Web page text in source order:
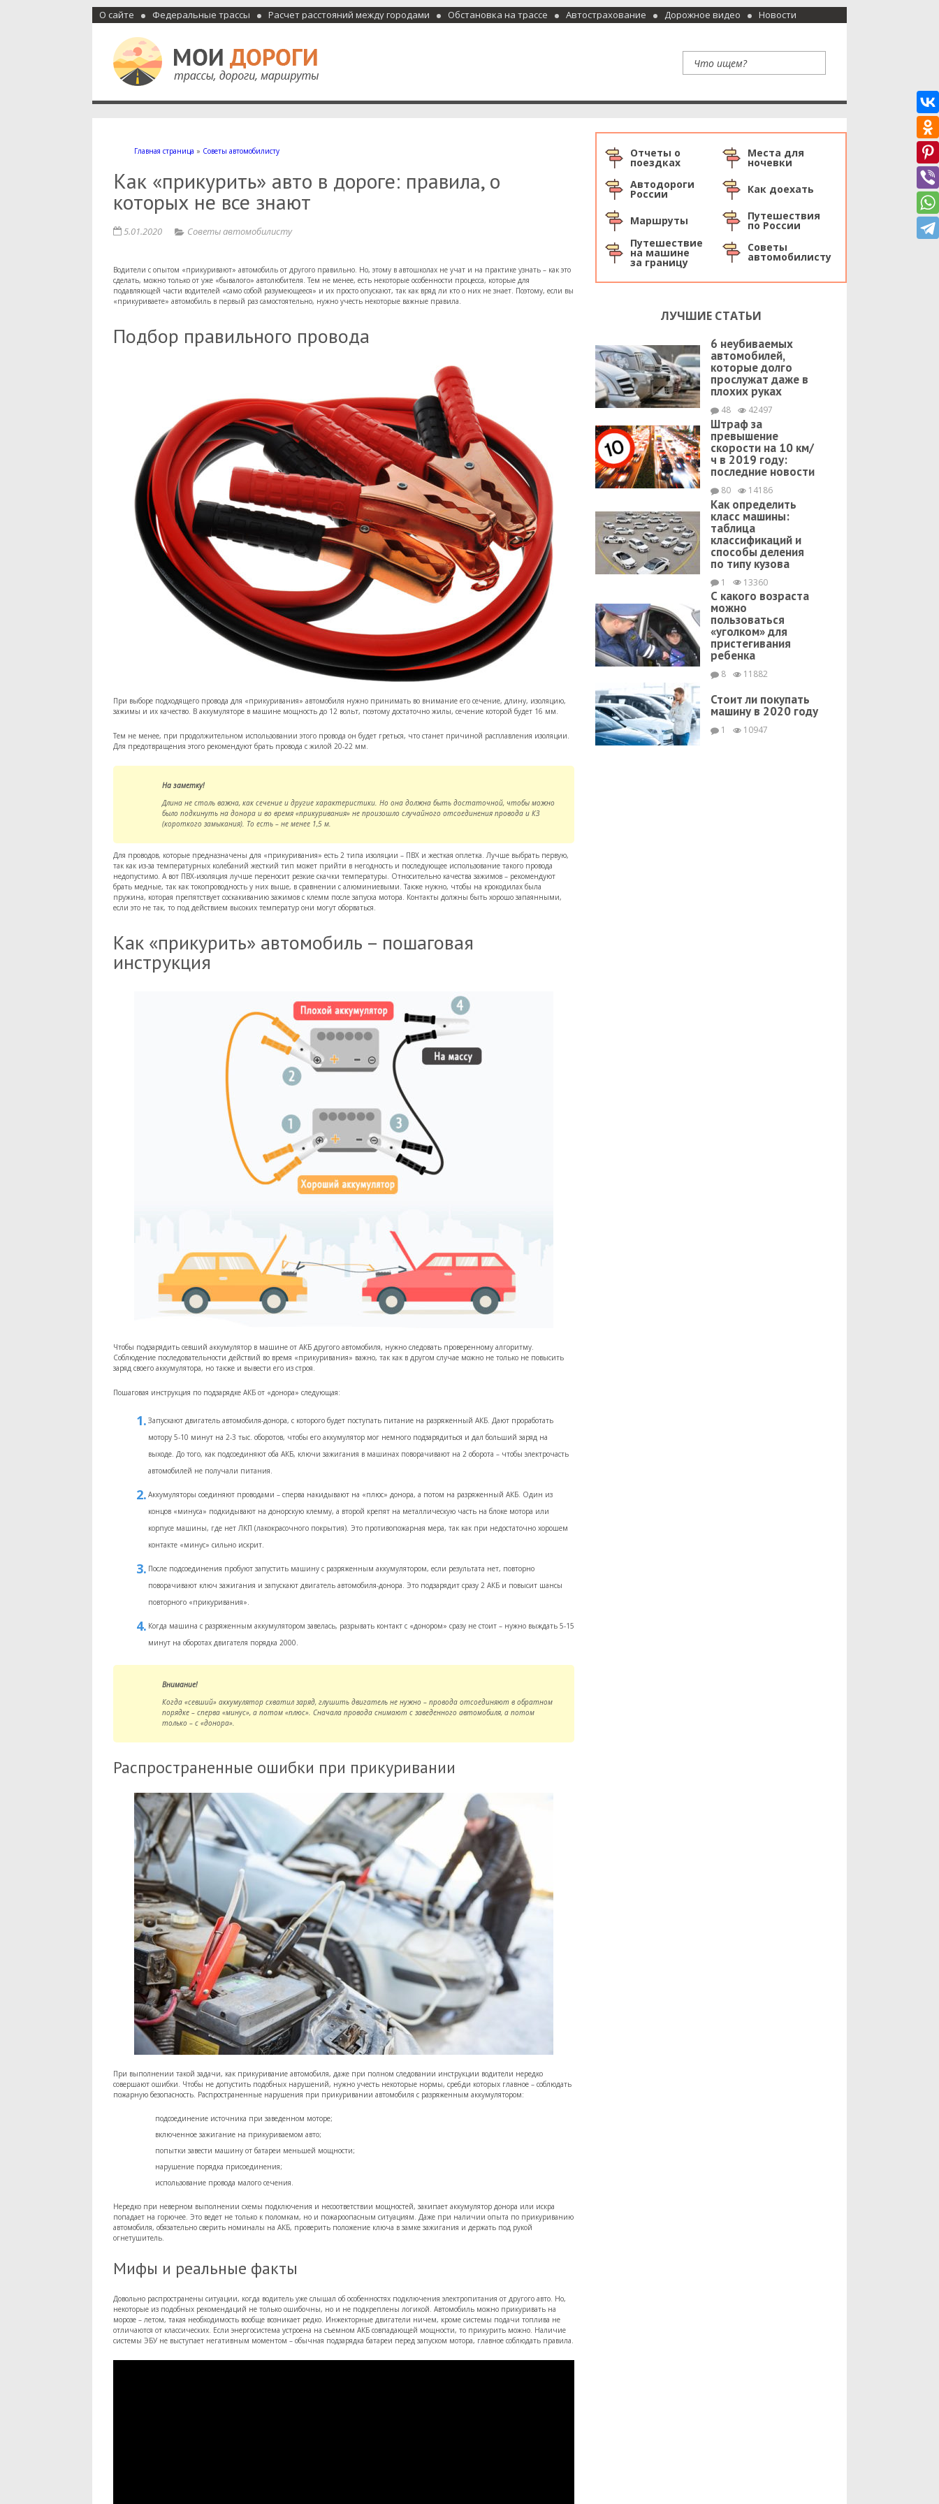
О сайте Федеральные трассы Расчет расстояний между городами Обстановка на трассе Автострахование Дорожное видео Новости
Мои дороги
Как доехать, автомобильные дороги и трассы России, мотели и гостиницы
Главная страница » Советы автомобилисту
Как «прикурить» авто в дороге: правила, о
которых не все знают
5.01.2020 Советы автомобилисту
Водители с опытом «прикуривают» автомобиль от другого правильно. Но, этому в автошколах не учат и на практике узнать – как это
сделать, можно только от уже «бывалого» автолюбителя. Тем не менее, есть некоторые особенности процесса, которые для
подавляющей части водителей «само собой разумеющееся» и их просто опускают, так как вряд ли кто о них не знает. Поэтому, если вы
«прикуриваете» автомобиль в первый раз самостоятельно, нужно учесть некоторые важные правила.
Подбор правильного провода
При выборе подходящего провода для «прикуривания» автомобиля нужно принимать во внимание его сечение, длину, изоляцию,
зажимы и их качество. В аккумуляторе в машине мощность до 12 вольт, поэтому достаточно жилы, сечение которой будет 16 мм.
Тем не менее, при продолжительном использовании этого провода он будет греться, что станет причиной расплавления изоляции.
Для предотвращения этого рекомендуют брать провода с жилой 20-22 мм.
На заметку!
Длина не столь важна, как сечение и другие характеристики. Но она должна быть достаточной, чтобы можно
было подкинуть на донора и во время «прикуривания» не произошло случайного отсоединения провода и КЗ
(короткого замыкания). То есть – не менее 1,5 м.
Для проводов, которые предназначены для «прикуривания» есть 2 типа изоляции – ПВХ и жесткая оплетка. Лучше выбрать первую,
так как из-за температурных колебаний жесткий тип может прийти в негодность и последующее использование такого провода
недопустимо. А вот ПВХ-изоляция лучше переносит резкие скачки температуры. Относительно качества зажимов – рекомендуют
брать медные, так как токопроводность у них выше, в сравнении с алюминиевыми. Также нужно, чтобы на крокодилах была
пружина, которая препятствует соскакиванию зажимов с клемм после запуска мотора. Контакты должны быть хорошо запаянными,
если это не так, то под действием высоких температур они могут оборваться.
Как «прикурить» автомобиль – пошаговая
инструкция
Чтобы подзарядить севший аккумулятор в машине от АКБ другого автомобиля, нужно следовать проверенному алгоритму.
Соблюдение последовательности действий во время «прикуривания» важно, так как в другом случае можно не только не повысить
заряд своего аккумулятора, но также и вывести его из строя.
Пошаговая инструкция по подзарядке АКБ от «донора» следующая:
Запускают двигатель автомобиля-донора, с которого будет поступать питание на разряженный АКБ. Дают проработать
мотору 5-10 минут на 2-3 тыс. оборотов, чтобы его аккумулятор мог немного подзарядиться и дал больший заряд на
выходе. До того, как подсоединяют оба АКБ, ключи зажигания в машинах поворачивают на 2 оборота – чтобы электрочасть
автомобилей не получали питания.
Аккумуляторы соединяют проводами – сперва накидывают на «плюс» донора, а потом на разряженный АКБ. Один из
концов «минуса» подкидывают на донорскую клемму, а второй крепят на металлическую часть на блоке мотора или
корпусе машины, где нет ЛКП (лакокрасочного покрытия). Это противопожарная мера, так как при недостаточно хорошем
контакте «минус» сильно искрит.
После подсоединения пробуют запустить машину с разряженным аккумулятором, если результата нет, повторно
поворачивают ключ зажигания и запускают двигатель автомобиля-донора. Это подзарядит сразу 2 АКБ и повысит шансы
повторного «прикуривания».
Когда машина с разряженным аккумулятором завелась, разрывать контакт с «донором» сразу не стоит – нужно выждать 5-15
минут на оборотах двигателя порядка 2000.
Внимание!
Когда «севший» аккумулятор схватил заряд, глушить двигатель не нужно – провода отсоединяют в обратном
порядке – сперва «минус», а потом «плюс». Сначала провода снимают с заведенного автомобиля, а потом
только – с «донора».
Распространенные ошибки при прикуривании
При выполнении такой задачи, как прикуривание автомобиля, даже при полном следовании инструкции водители нередко
совершают ошибки. Чтобы не допустить подобных нарушений, нужно учесть некоторые нормы, сре6ди которых главное – соблюдать
пожарную безопасность. Распространенные нарушения при прикуривании автомобиля с разряженным аккумулятором:
подсоединение источника при заведенном моторе;
включенное зажигание на прикуриваемом авто;
попытки завести машину от батареи меньшей мощности;
нарушение порядка присоединения;
использование провода малого сечения.
Нередко при неверном выполнении схемы подключения и несоответствии мощностей, закипает аккумулятор донора или искра
попадает на горючее. Это ведет не только к поломкам, но и пожароопасным ситуациям. Даже при наличии опыта по прикуриванию
автомобиля, обязательно сверить номиналы на АКБ, проверить положение ключа в замке зажигания и держать под рукой
огнетушитель.
Мифы и реальные факты
Довольно распространены ситуации, когда водитель уже слышал об особенностях подключения электропитания от другого авто. Но,
некоторые из подобных рекомендаций не только ошибочны, но и не подкреплены логикой. Автомобиль можно прикуривать на
морозе – летом, такая необходимость вообще возникает редко. Инжекторные двигатели ничем, кроме системы подачи топлива не
отличаются от классических. Если энергосистема устроена на съемном АКБ совпадающей мощности, то прикурить можно. Наличие
системы ЭБУ не выступает негативным моментом – обычная подзарядка батареи перед запуском мотора, главное соблюдать правила.
Отчеты о
поездках
Места для
ночевки
Автодороги
России Как доехать
Маршруты Путешествия
по России
Путешествие
на машине
за границу
Советы
автомобилисту
ЛУЧШИЕ СТАТЬИ
6 неубиваемых
автомобилей,
которые долго
прослужат даже в
плохих руках
48 42497
Штраф за
превышение
скорости на 10 км/
ч в 2019 году:
последние новости
80 14186
Как определить
класс машины:
таблица
классификаций и
способы деления
по типу кузова
1 13360
С какого возраста
можно
пользоваться
«уголком» для
пристегивания
ребенка
8 11882
Стоит ли покупать
машину в 2020 году
1 10947